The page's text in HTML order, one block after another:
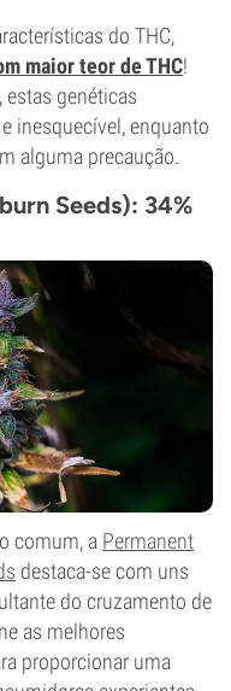
do THC,
maior teor de THC!
estas genéticas
inesquecível, enquanto
alguma precaução.
Seeds): 34%
comum, a Permanent
destaca-se com uns
do cruzamento de
as melhores
proporcionar uma